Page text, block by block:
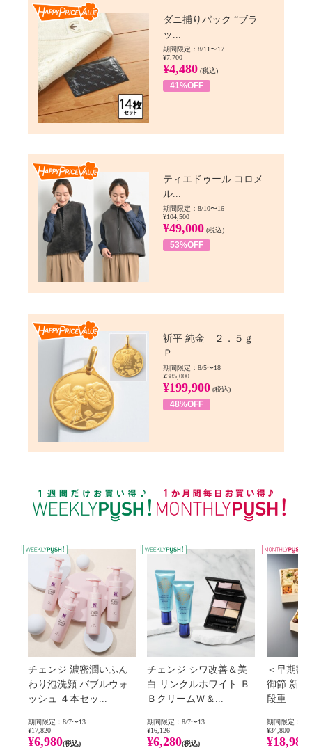
ダニ捕りパック “ブラ
ッ...
期間限定：8/11〜17
¥7,700
¥4,480 (税込)
41%OFF
ティエドゥール コロメ
ル...
期間限定：8/10〜16
¥104,500
¥49,000 (税込)
53%OFF
祈平 純金 ２．５ｇ
Ｐ...
期間限定：8/5〜18
¥385,000
¥199,900 (税込)
48%OFF
WEEKLY PUSH
チェンジ 濃密潤いふん
わり泡洗顔 バブルウォ
ッシュ ４本セッ...
期間限定：8/7〜13
¥17,820
¥6,980(税込)
チェンジ シワ改善＆美
白 リンクルホワイト Ｂ
ＢクリームＷ＆...
期間限定：8/7〜13
¥16,126
¥6,280(税込)
＜早期割
御節 新春
段重
期間限定：8/1
¥34,800
¥18,980